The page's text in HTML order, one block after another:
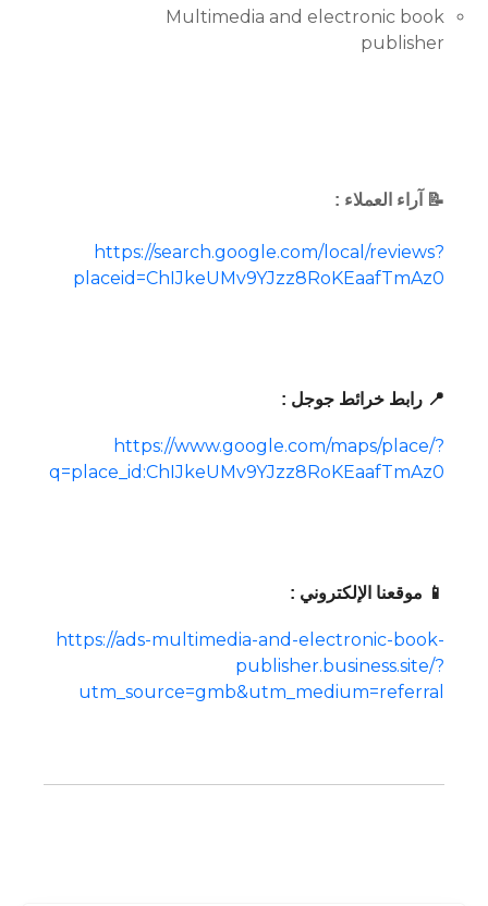
Multimedia and electronic book
publisher
📝 آراء العملاء :
https://search.google.com/local/reviews?
placeid=ChIJkeUMv9YJzz8RoKEaafTmAz0
📍 رابط خرائط جوجل :
https://www.google.com/maps/place/?
q=place_id:ChIJkeUMv9YJzz8RoKEaafTmAz0
📱 موقعنا الإلكتروني :
https://ads-multimedia-and-electronic-book-
publisher.business.site/?
utm_source=gmb&utm_medium=referral